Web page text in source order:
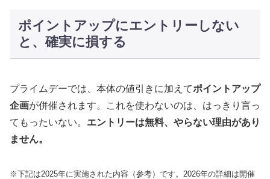
ポイントアップにエントリーしない
と、確実に損する
プライムデーでは、本体の値引きに加えてポイントアップ
企画が併催されます。これを使わないのは、はっきり言っ
てもったいない。 エントリーは無料、やらない理由があり
ません。
※下記は2025年に実施された内容（参考）です。2026年の詳細は開催